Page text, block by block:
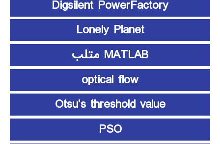
Digsilent PowerFactory
Lonely Planet
MATLAB متلب
optical flow
Otsu’s threshold value
PSO